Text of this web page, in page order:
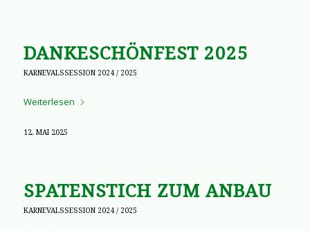
DANKESCHÖNFEST 2025
KARNEVALSSESSION 2024 / 2025
Weiterlesen
12. MAI 2025
SPATENSTICH ZUM ANBAU
KARNEVALSSESSION 2024 / 2025